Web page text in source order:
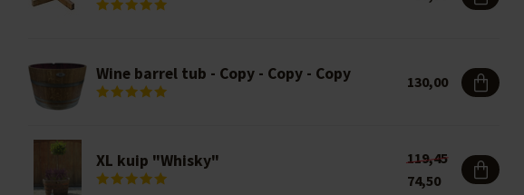
Wine barrel tub - Copy - Copy - Copy 130,00
XL kuip "Whisky"
119,45
74,50